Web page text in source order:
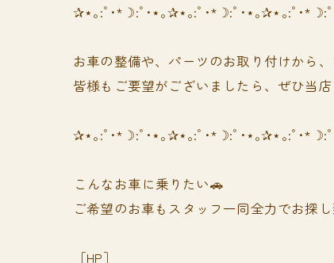
✰⋆｡:ﾟ･*☽:ﾟ･⋆｡✰⋆｡:ﾟ･*☽:ﾟ･⋆｡✰⋆｡:ﾟ･*☽:
お車の整備や、パーツのお取り付けから
皆様もご要望がございましたら、ぜひ当
✰⋆｡:ﾟ･*☽:ﾟ･⋆｡✰⋆｡:ﾟ･*☽:ﾟ･⋆｡✰⋆｡:ﾟ･*☽:ﾟ
⁡⁡⁡こんなお車に乗りたい🚗
ご希望のお車もスタッフ一同全力でお探
［HP］